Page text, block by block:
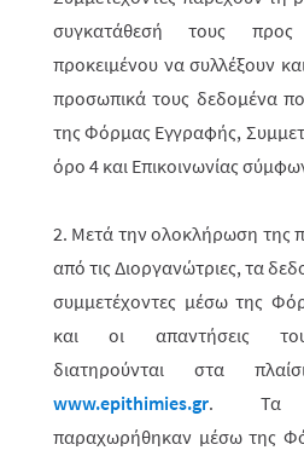
συγκατάθεσή τους προς
προκειμένου να συλλέξουν
προσωπικά τους δεδομένα
της Φόρμας Εγγραφής,
όρο 4 και Επικοινωνίας
2. Μετά την ολοκλήρωση της
από τις Διοργανώτριες, τα
συμμετέχοντες μέσω της
και οι απαντήσεις του
διατηρούνται στα
www.epithimies.gr.
Τα
παραχωρήθηκαν μέσω της